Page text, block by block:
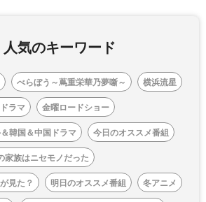
人気のキーワード
べらぼう～蔦重栄華乃夢噺～
横浜流星
ラマ
金曜ロードショー
韓国＆中国ドラマ
今日のオススメ番組
族はニセモノだった
見た？
明日のオススメ番組
冬アニメ